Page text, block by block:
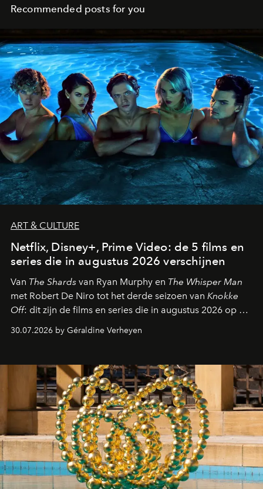
Recommended posts for you
ART & CULTURE
Netflix, Disney+, Prime Video: de 5 films en
series die in augustus 2026 verschijnen
Van The Shards van Ryan Murphy en The Whisper Man
met Robert De Niro tot het derde seizoen van Knokke
Off: dit zijn de films en series die in augustus 2026 op de
streamingplatformen verschijnen.
30.07.2026 by Géraldine Verheyen